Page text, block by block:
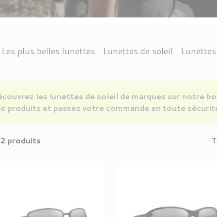
OCTOGONALE CARRÉE ARRONDIE
3 PROTECTION INFÉRIEURE À 3
CONDUITE NAUTISME MONTAGNE LOISIRS
Les plus belles lunettes
LASRY CHROME HEARTS ANNE &
Lunettes de soleil
RAY-BAN VUARNET
THEO EYEWEAR KIRK AND KIRK JEAN NOUVEL
les lunettes de soleil de marques sur notre
produits et passez votre commande en toute
produits